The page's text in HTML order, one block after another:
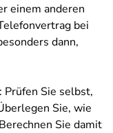
einem anderen
bei
dann,
Prüfen Sie selbst,
Sie, wie
Sie damit